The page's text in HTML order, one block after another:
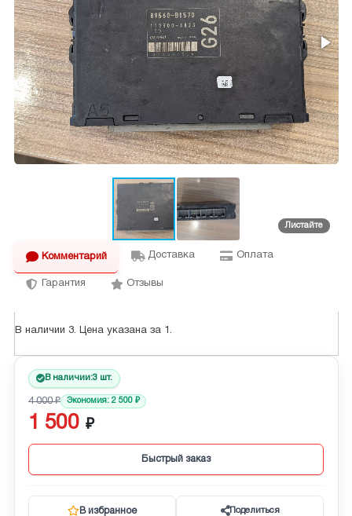
Комментарий Доставка Оплата
Гарантия Отзывы
В наличии 3. Цена указана за 1.
В наличии:3 шт.
4 000 Экономия: 2 500
1 500
Быстрый заказ
В избранное Поделиться